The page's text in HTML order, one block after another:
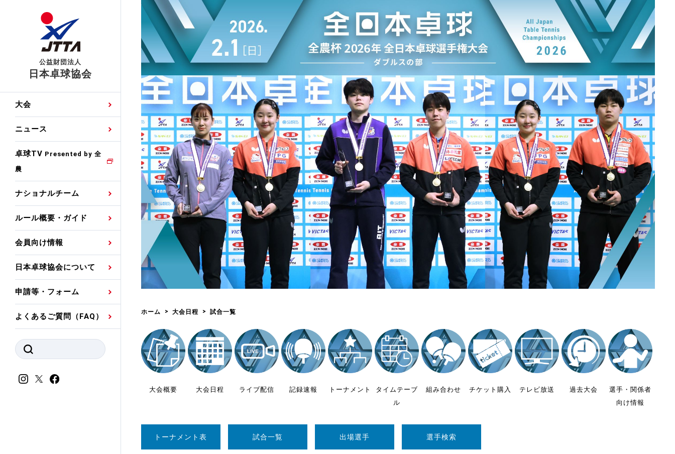
公益財団法人
日本卓球協会
大会 日程
公式記録
国内ランキング
公式大会優勝記録
ニュース
大会・試合
日本代表
特集
TV・メディア情報
お知らせ
プレスリリース
競技者(パスウェイ)・審判
その他
卓球TV Presented by 全
農
ナショナルチーム
男子ナショナルチーム選
手・候補
女子ナショナルチーム選
手・候補
男子世界ランキング
女子世界ランキング
各種選考基準
強化スタッフ
ルール概要・ガイド
卓球の基本的なルール
競技規則
観戦ガイド
卓球用語集
スポーツ栄養カルタ
会員向け情報
協会会員登録
ゼッケンについて
競技者育成事業
審判
指導者
公認資格者名簿
公認品一覧
公認メーカー一覧
競技者育成委員会
スポーツ医・科学委員会
日本卓球協会について
卓球協会のミッション
会長あいさつ
役員委員
沿革・組織図
取り組み・活動
関連団体代表委員など
規程・お見舞い制度
ハンドブックデータ
JTTAスポーツ団体ガバナ
ンスコード
理事会報告
加盟団体一覧
申請等・フォーム
国際交流届申込みフォーム
国際大会自主参加申請
競技ウエア広告申請
競技ウエアチーム名申請
日本卓球ルールのお問い合
わせ
審判員ネームプレート制作
申込
よくあるご質問（FAQ） ホーム 大会日程 試合一覧
大会概要 大会日程 ライブ配信 記録速報 トーナメント
タイムテーブ
ル
組み合わせ チケット購入 テレビ放送 過去大会
選手・関係者
向け情報
トーナメント表 試合一覧 出場選手 選手検索